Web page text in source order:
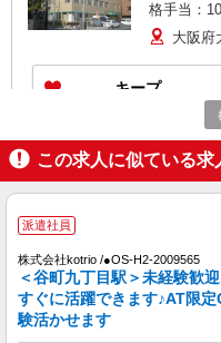
格手当：
当：
支給 住宅
記別途支
与年2回（
酬：平均
支給実績 ※処遇改善手当は試用期間中(3ヶ月)は支
給なし
大阪府
キープ
交欒 森ノ宮：RO45270
有料老人
当：
支給 住宅
手当：０〜30,000円 ▼下
昇給年1
大阪府
キープ
この求人に似ている求
派遣社員
株式会社kotrio /●OS-H2-2009565
＜谷町九丁目駅＞未経験歓
すぐに活躍できます♪AT限
験活かせます